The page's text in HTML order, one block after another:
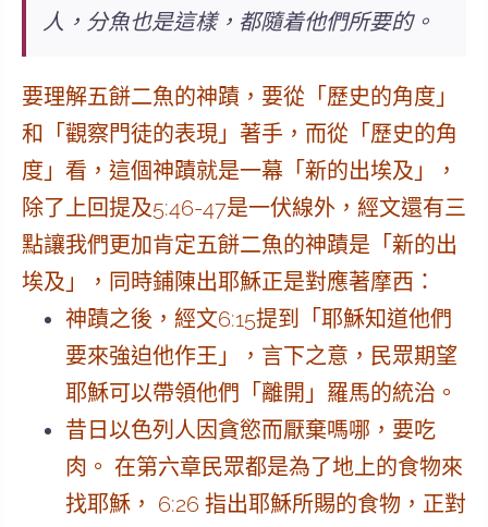
人，分魚也是這樣，都隨着他們所要的。
要理解五餅二魚的神蹟，要從「歷史的角度」
和「觀察門徒的表現」著手，而從「歷史的角
度」看，這個神蹟就是一幕「新的出埃及」，
除了上回提及5:46-47是一伏線外，經文還有三
點讓我們更加肯定五餅二魚的神蹟是「新的出
埃及」
，同時鋪陳出耶穌正是對應著摩西：
神蹟之後，經文6:15提到「耶穌知道他們
要來強迫他作王」，言下之意，民眾期望
耶穌可以帶領他們「離開」羅馬的統治。
昔日以色列人因貪慾而厭棄嗎哪，要吃
肉。 在第六章民眾都是為了地上的食物來
找耶穌， 6:26 指出耶穌所賜的食物，正對